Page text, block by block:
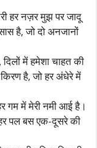
हर नज़र मुझ पर जादू
है, जो दो अनजानों
दिलों में हमेशा चाहत की
है, जो हर अंधेरे में
गम में मेरी नमी आई है।
हर पल बस एक-दूसरे की